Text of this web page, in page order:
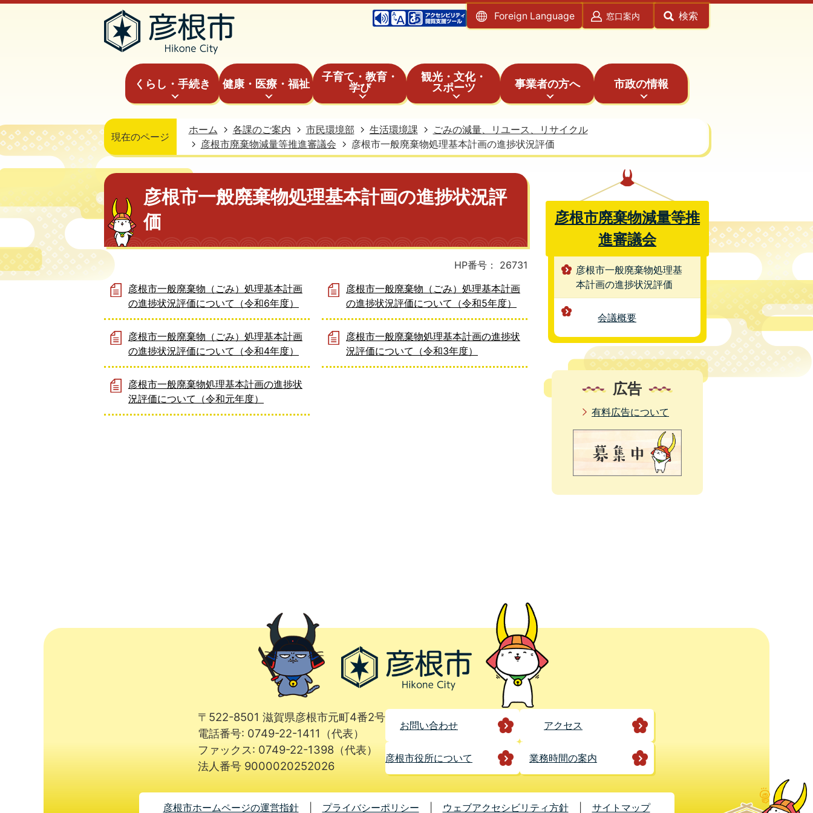
Foreign Language 窓口案内 検索
くらし・手続き 健康・医療・福祉
子育て・教育・
学び
観光・文化・
スポーツ
事業者の方へ 市政の情報
現在のページ
ホーム 各課のご案内 市民環境部 生活環境課
ごみの減量、リユース、リサイクル
彦根市廃棄物減量等推進審議会
彦根市一般廃棄物処理基本計画の進捗状況評価
彦根市一般廃棄物処理基本計画の進捗状況評
価
HP番号：
26731
彦根市一般廃棄物（ごみ）処理基本計画
の進捗状況評価について（令和6年度）
彦根市一般廃棄物（ごみ）処理基本計画
の進捗状況評価について（令和5年度）
彦根市一般廃棄物（ごみ）処理基本計画
の進捗状況評価について（令和4年度）
彦根市一般廃棄物処理基本計画の進捗状
況評価について（令和3年度）
彦根市一般廃棄物処理基本計画の進捗状
況評価について（令和元年度）
彦根市廃棄物減量等推
進審議会
彦根市一般廃棄物処理基
本計画の進捗状況評価
会議概要
広告
有料広告について
〒522-8501 滋賀県彦根市元町4番2号
電話番号: 0749-22-1411（代表）
ファックス: 0749-22-1398（代表）
法人番号 9000020252026
お問い合わせ アクセス
彦根市役所について 業務時間の案内
彦根市ホームページの運営指針 プライバシーポリシー ウェブアクセシビリティ方針 サイトマップ